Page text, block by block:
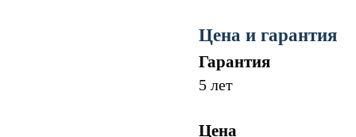
Цена и гарантия
Гарантия
5 лет
Цена